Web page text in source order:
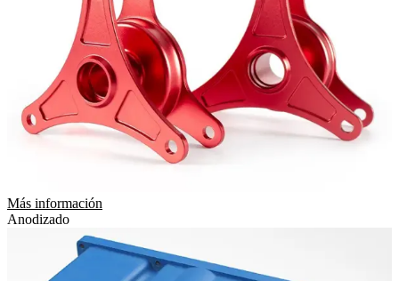
Más información
Anodizado